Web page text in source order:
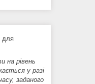
для
на рівень
у разі
заданого